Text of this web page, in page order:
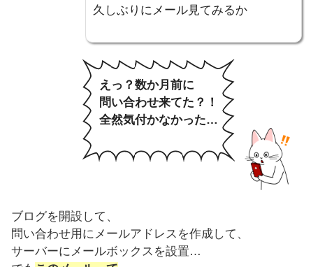
久しぶりにメール見てみるか
えっ？数か月前に
問い合わせ来てた？！
全然気付かなかった…
ブログを開設して、
問い合わせ用にメールアドレスを作成して、
サーバーにメールボックスを設置…